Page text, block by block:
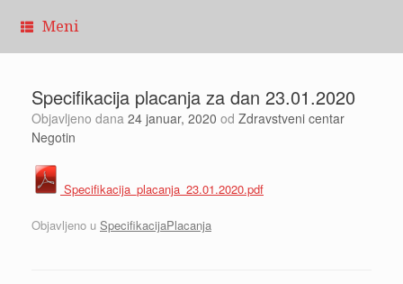
Meni
Specifikacija placanja za dan 23.01.2020
Objavljeno dana 24 januar, 2020 od Zdravstveni centar
Negotin
Specifikacija_placanja_23.01.2020.pdf
Objavljeno u SpecifikacijaPlacanja